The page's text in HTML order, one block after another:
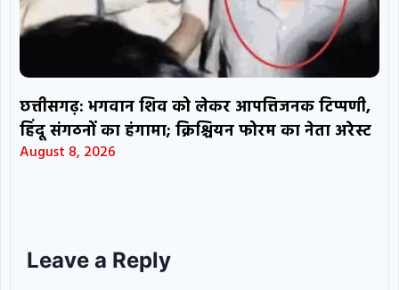
छत्तीसगढ़: भगवान शिव को लेकर आपत्तिजनक टिप्पणी,
हिंदू संगठनों का हंगामा; क्रिश्चियन फोरम का नेता अरेस्ट
August 8, 2026
Leave a Reply